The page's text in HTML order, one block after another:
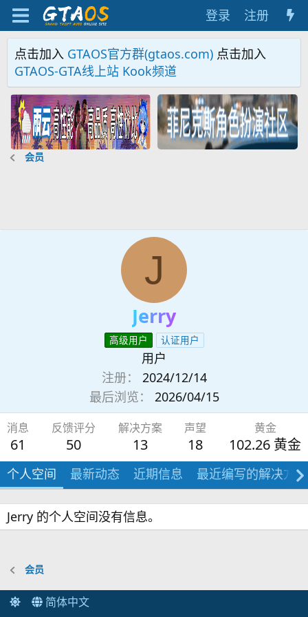
登录 注册
点击加入 GTAOS官方群(gtaos.com) 点击加入
GTAOS-GTA线上站 Kook频道
会员
J
Jerry
高级用户 认证用户
用户
注册
2024/12/14
最后浏览
2026/04/15
消息
61
反馈评分
50
解决方案
13
声望
18
黄金
102.26 黄金
个人空间 最新动态 近期信息 最近编写的解决方案
Jerry 的个人空间没有信息。
会员
简体中文